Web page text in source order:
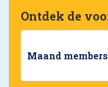
Ontdek de
Maand